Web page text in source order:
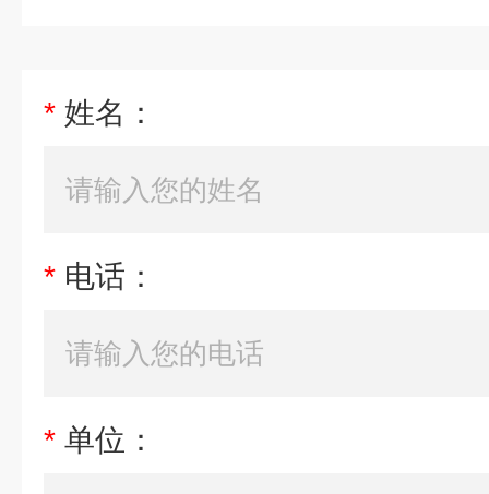
* 姓名：
* 电话：
* 单位：